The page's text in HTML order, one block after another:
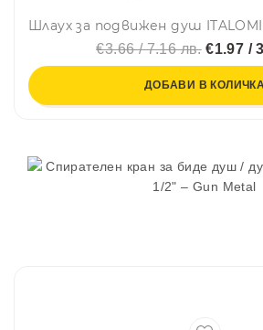
€3.66 / 7.16 лв.€1.97 /
ДОБАВИ В КОЛИЧКА